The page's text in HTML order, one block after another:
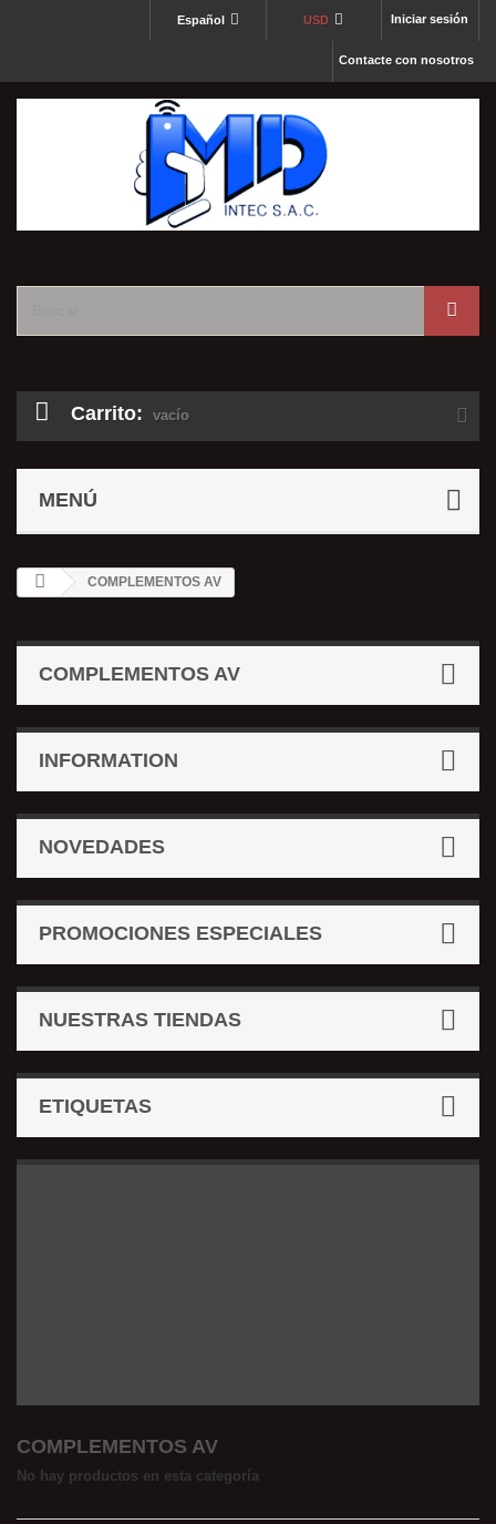
Iniciar sesión
USD
Español
Contacte con nosotros
Carrito: vacío
MENÚ
COMPLEMENTOS AV
COMPLEMENTOS AV
INFORMATION
NOVEDADES
PROMOCIONES ESPECIALES
NUESTRAS TIENDAS
ETIQUETAS
COMPLEMENTOS AV
No hay productos en esta categoría